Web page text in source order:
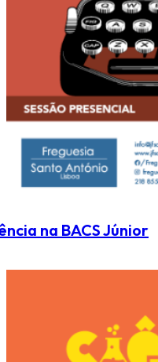
na BACS Júnior